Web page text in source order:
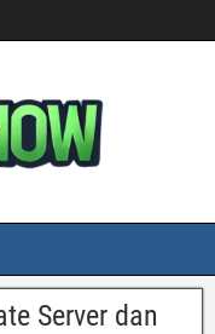
Server dan